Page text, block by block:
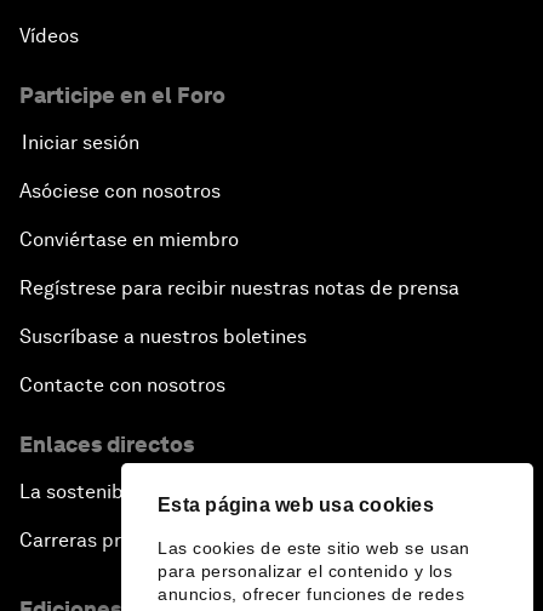
Esta página web usa cookies
Las cookies de este sitio web se usan
para personalizar el contenido y los
anuncios, ofrecer funciones de redes
Vídeos
Participe en el Foro
Iniciar sesión
Asóciese con nosotros
Conviértase en miembro
Regístrese para recibir nuestras notas de prensa
Suscríbase a nuestros boletines
Contacte con nosotros
Enlaces directos
La sostenibilidad en el Foro
Carreras profesionales